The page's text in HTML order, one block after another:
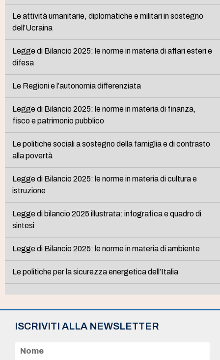
Le attività umanitarie, diplomatiche e militari in sostegno
dell’Ucraina
Legge di Bilancio 2025: le norme in materia di affari esteri e
difesa
Le Regioni e l’autonomia differenziata
Legge di Bilancio 2025: le norme in materia di finanza,
fisco e patrimonio pubblico
Le politiche sociali a sostegno della famiglia e di contrasto
alla povertà
Legge di Bilancio 2025: le norme in materia di cultura e
istruzione
Legge di bilancio 2025 illustrata: infografica e quadro di
sintesi
Legge di Bilancio 2025: le norme in materia di ambiente
Le politiche per la sicurezza energetica dell’Italia
ISCRIVITI ALLA NEWSLETTER